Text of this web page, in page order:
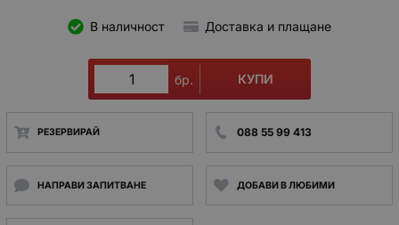
В наличност Доставка и плащане
бр. КУПИ
РЕЗЕРВИРАЙ 088 55 99 413
НАПРАВИ ЗАПИТВАНЕ ДОБАВИ В ЛЮБИМИ